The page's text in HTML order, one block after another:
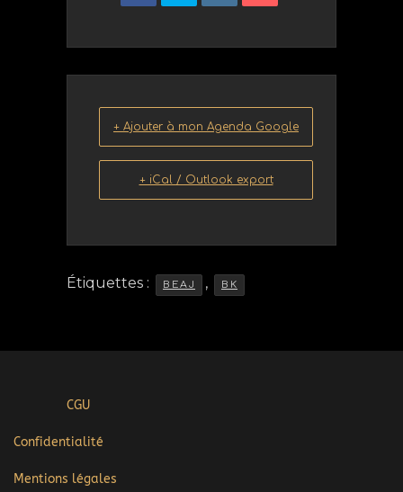
+ Ajouter à mon Agenda Google
+ iCal / Outlook export
Étiquettes : BEAJ , BK
CGU
Confidentialité
Mentions légales